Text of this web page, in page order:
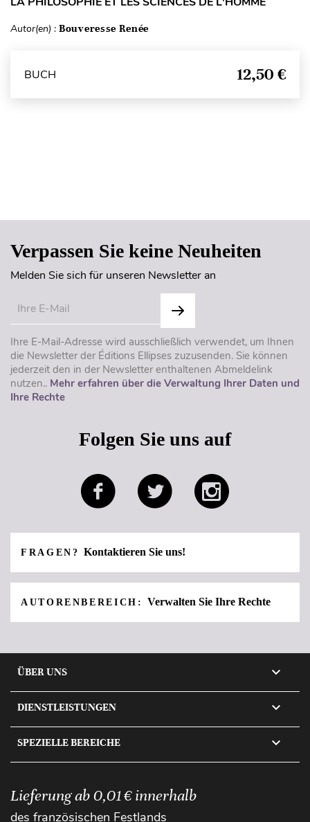
Autor(en) : Bouveresse Renée
BUCH 12,50 €
Verpassen Sie keine Neuheiten
Melden Sie sich für unseren Newsletter an
Ihre E-Mail-Adresse wird ausschließlich verwendet, um Ihnen
die Newsletter der Éditions Ellipses zuzusenden. Sie können
jederzeit den in der Newsletter enthaltenen Abmeldelink
nutzen.. Mehr erfahren über die Verwaltung Ihrer Daten und
Ihre Rechte
Folgen Sie uns auf
FRAGEN?Kontaktieren Sie uns!
AUTORENBEREICH: Verwalten Sie Ihre Rechte
ÜBER UNS 
DIENSTLEISTUNGEN 
SPEZIELLE BEREICHE 
Lieferung ab 0,01 € innerhalb
des französischen Festlands